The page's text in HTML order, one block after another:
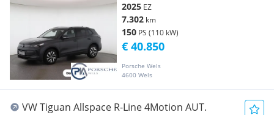
2025 EZ
7.302 km
150 PS (110 kW)
Porsche Wels
4600 Wels
€ 40.850
VW Tiguan Allspace R-Line 4Motion AUT.